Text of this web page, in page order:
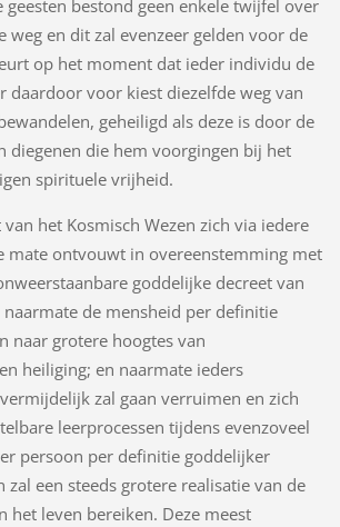
geesten bestond geen enkele twijfel over
weg en dit zal evenzeer gelden voor de
op het moment dat ieder individu de
daardoor voor kiest diezelfde weg van
geheiligd als deze is door de
diegenen die hem voorgingen bij het
spirituele vrijheid.
het Kosmisch Wezen zich via iedere
mate ontvouwt in overeenstemming met
goddelijke decreet van
de mensheid per definitie
naar grotere hoogtes van
heiliging; en naarmate ieders
zal gaan verruimen en zich
leerprocessen tijdens evenzoveel
persoon per definitie goddelijker
zal een steeds grotere realisatie van de
het leven bereiken. Deze meest